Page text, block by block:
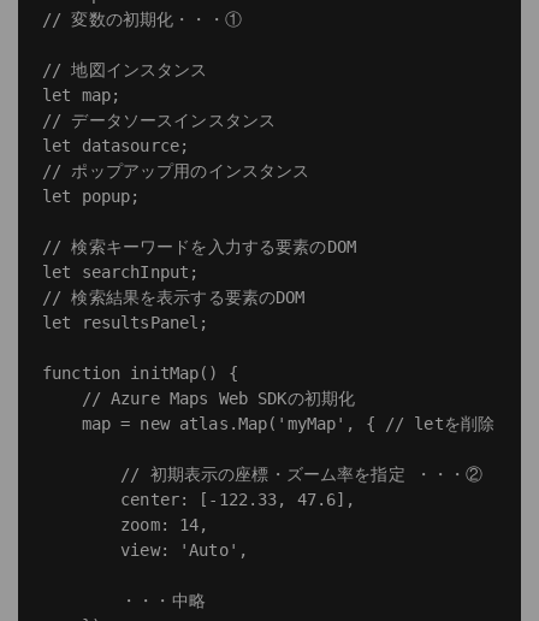
// 変数の初期化・・・①
// 地図インスタンス
let map;
// データソースインスタンス
let datasource;
// ポップアップ用のインスタンス
let popup;
// 検索キーワードを入力する要素のDOM
let searchInput;
// 検索結果を表示する要素のDOM
let resultsPanel;
function initMap() {
    // Azure Maps Web SDKの初期化
    map = new atlas.Map('myMap', { // letを削除
        // 初期表示の座標・ズーム率を指定 ・・・②
        center: [-122.33, 47.6],
        zoom: 14,
        view: 'Auto',
        ・・・中略